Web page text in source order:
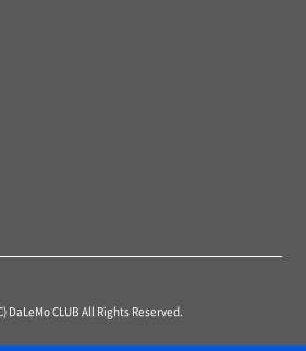
DaLeMo CLUB All Rights Reserved.